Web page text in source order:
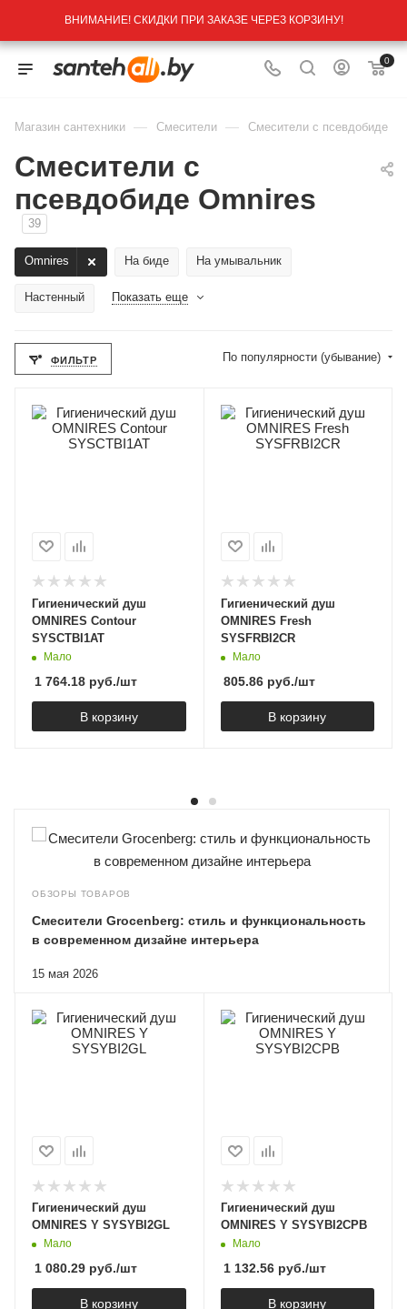
ВНИМАНИЕ! СКИДКИ ПРИ ЗАКАЗЕ ЧЕРЕЗ КОРЗИНУ!
0
Магазин сантехники — Смесители — Смесители с псевдобиде
Смесители с
псевдобиде Omnires
39
На биде На умывальник
Настенный
Omnires
Показать еще
ФИЛЬТР По популярности (убывание)
Гигиенический душ
OMNIRES Contour
SYSCTBI1AT
Мало
1 764.18 руб./шт
В корзину
Гигиенический душ
OMNIRES Fresh
SYSFRBI2CR
Мало
805.86руб./шт
В корзину
ОБЗОРЫ ТОВАРОВ
15 мая 2026
Смесители Grocenberg: стиль и функциональность
в современном дизайне интерьера
Гигиенический душ
OMNIRES Y SYSYBI2GL
Мало
1 080.29 руб./шт
В корзину
Гигиенический душ
OMNIRES Y SYSYBI2CPB
Мало
1 132.56руб./шт
В корзину